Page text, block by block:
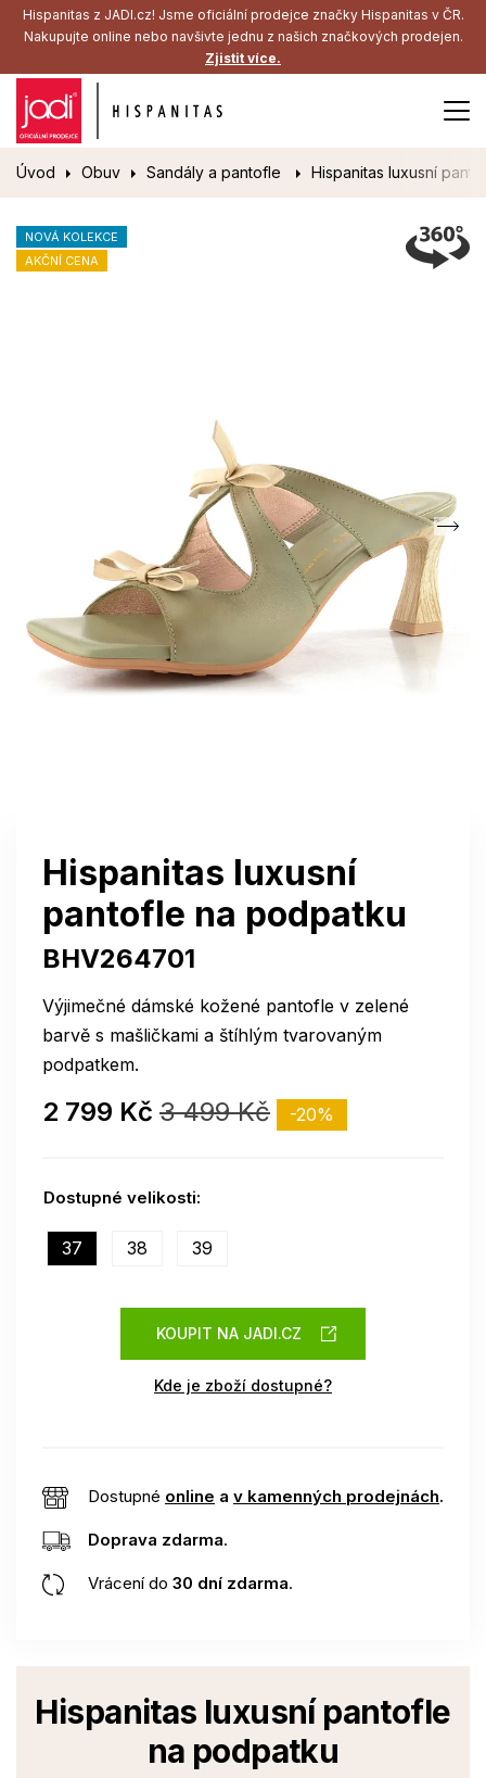
Hispanitas z JADI.cz! Jsme oficiální prodejce značky Hispanitas v ČR.
Nakupujte online nebo navšivte jednu z našich značkových prodejen.
Zjistit více.
Úvod Obuv Sandály a pantofle Hispanitas luxusní
NOVÁ KOLEKCE
AKČNÍ CENA
Hispanitas luxusní
pantofle na podpatku
BHV264701
Výjimečné dámské kožené pantofle v zelené
barvě s mašličkami a štíhlým tvarovaným
podpatkem.
2 799 Kč 3 499 Kč -20%
Dostupné velikosti:
37 38 39
KOUPIT NA JADI.CZ
Kde je zboží dostupné?
Dostupné online a v kamenných prodejnách.
Doprava zdarma.
Vrácení do 30 dní zdarma.
Hispanitas luxusní pantofle
na podpatku